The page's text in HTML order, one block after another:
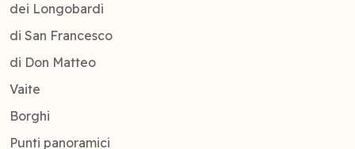
dei Longobardi
di San Francesco
di Don Matteo
Vaite
Borghi
Punti panoramici